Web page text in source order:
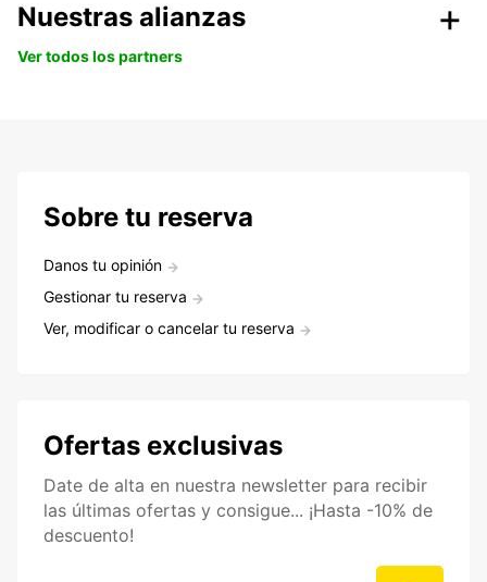
Nuestras alianzas
Ver todos los partners
Sobre tu reserva
Danos tu opinión
Gestionar tu reserva
Ver, modificar o cancelar tu reserva
Ofertas exclusivas
Date de alta en nuestra newsletter para recibir
las últimas ofertas y consigue... ¡Hasta -10% de
descuento!